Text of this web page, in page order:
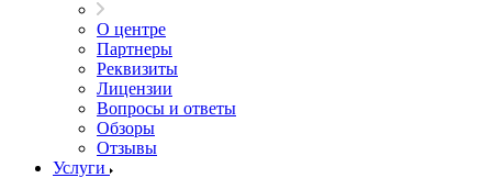
О центре
Партнеры
Реквизиты
Лицензии
Вопросы и ответы
Обзоры
Отзывы
Услуги